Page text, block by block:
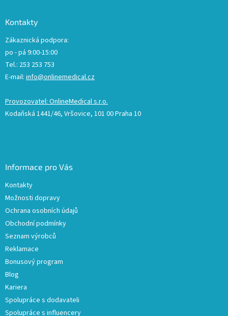
Kontakty
Zákaznická podpora:
po - pá 9:00-15:00
Tel.: 253 253 753
E-mail: info@onlinemedical.cz
Provozovatel: OnlineMedical s.r.o.
Kodaňská 1441/46, Vršovice, 101 00 Praha 10
Informace pro Vás
Kontakty
Možnosti dopravy
Ochrana osobních údajů
Obchodní podmínky
Seznam výrobců
Reklamace
Bonusový program
Blog
Kariera
Spolupráce s dodavateli
Spolupráce s influencery